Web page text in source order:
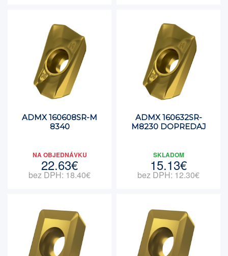
ADMX 160608SR-M
8340
NA OBJEDNÁVKU
22.63€
bez DPH: 18.40€
ADMX 160632SR-
M8230 DOPREDAJ
SKLADOM
15.13€
bez DPH: 12.30€